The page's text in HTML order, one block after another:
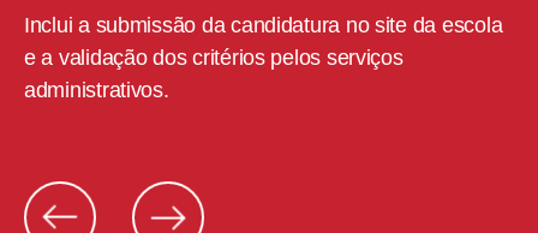
Inclui a submissão da candidatura no site da escola
e a validação dos critérios pelos serviços
administrativos.